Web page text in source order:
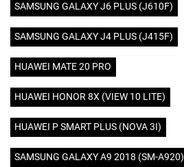
SAMSUNG GALAXY J6 PLUS (J610F)
SAMSUNG GALAXY J4 PLUS (J415F)
HUAWEI MATE 20 PRO
HUAWEI HONOR 8X (VIEW 10 LITE)
HUAWEI P SMART PLUS (NOVA 3I)
SAMSUNG GALAXY A9 2018 (SM-A920)